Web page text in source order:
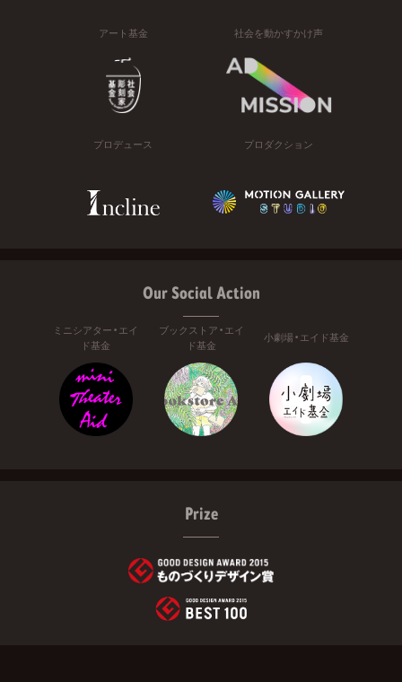
アート基金 社会を動かすかけ声
プロデュース プロダクション
Our Social Action
ミニシアター・エイ
ド基金
ブックストア・エイ
ド基金
小劇場・エイド基金
Prize